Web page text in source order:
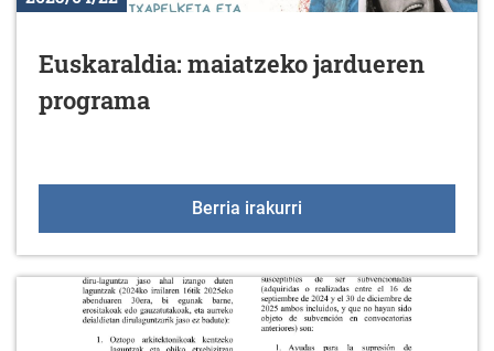
Euskaraldia: maiatzeko jardueren
programa
Berria irakurri